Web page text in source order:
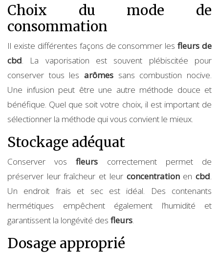
Choix du mode de
consommation
Il existe différentes façons de consommer lesfleurs de
cbd. La vaporisation est souvent plébiscitée pour
conserver tous les arômes sans combustion nocive.
Une infusion peut être une autre méthode douce et
bénéfique. Quel que soit votre choix, il est important de
sélectionner la méthode qui vous convient le mieux.
Stockage adéquat
Conserver vosfleurs correctement permet de
préserver leur fraîcheur et leur concentrationencbd.
Un endroit frais et sec est idéal. Des contenants
hermétiques empêchent également l’humidité et
garantissent la longévité des fleurs.
Dosage approprié